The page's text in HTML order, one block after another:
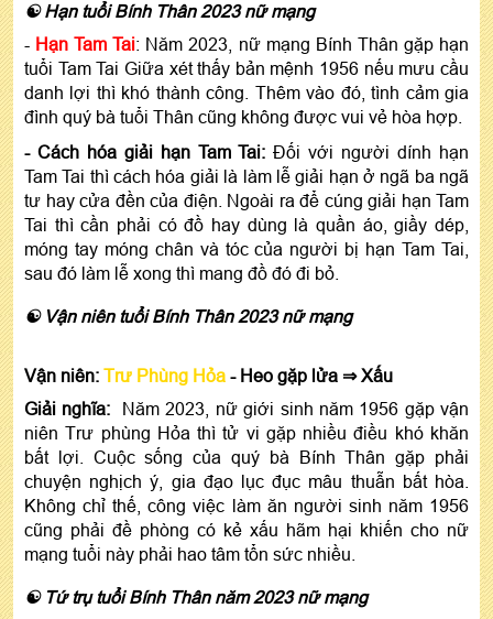
☯ Hạn tuổi Bính Thân 2023 nữ mạng
- Hạn Tam Tai: Năm 2023, nữ mạng Bính Thân gặp hạn
tuổi Tam Tai Giữa xét thấy bản mệnh 1956 nếu mưu cầu
danh lợi thì khó thành công. Thêm vào đó, tình cảm gia
đình quý bà tuổi Thân cũng không được vui vẻ hòa hợp.
- Cách hóa giải hạn Tam Tai:Đối với người dính hạn
Tam Tai thì cách hóa giải là làm lễ giải hạn ở ngã ba ngã
tư hay cửa đền của điện. Ngoài ra để cúng giải hạn Tam
Tai thì cần phải có đồ hay dùng là quần áo, giầy dép,
móng tay móng chân và tóc của người bị hạn Tam Tai,
sau đó làm lễ xong thì mang đồ đó đi bỏ.
☯ Vận niên tuổi Bính Thân 2023 nữ mạng
Vận niên: Trư Phùng Hỏa - Heo gặp lửa ⇒ Xấu
Giải nghĩa: Năm 2023, nữ giới sinh năm 1956 gặp vận
niên Trư phùng Hỏa thì tử vi gặp nhiều điều khó khăn
bất lợi. Cuộc sống của quý bà Bính Thân gặp phải
chuyện nghịch ý, gia đạo lục đục mâu thuẫn bất hòa.
Không chỉ thế, công việc làm ăn người sinh năm 1956
cũng phải đề phòng có kẻ xấu hãm hại khiến cho nữ
mạng tuổi này phải hao tâm tổn sức nhiều.
☯ Tứ trụ tuổi Bính Thân năm 2023 nữ mạng